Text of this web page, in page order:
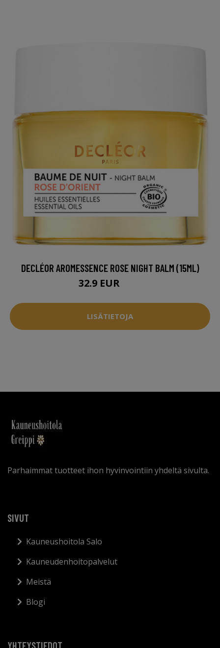
DECLÉOR AROMESSENCE ROSE NIGHT BALM (15ML)
32.9 EUR
LISÄTIETOJA
Parhaimmat tuotteet ihon hyvinvointiin yhdeltä sivulta.
SIVUT
Kauneushoitola Salo
Kauneudenhoitopalvelut
Meistä
Blogi
YHTEYSTIEDOT